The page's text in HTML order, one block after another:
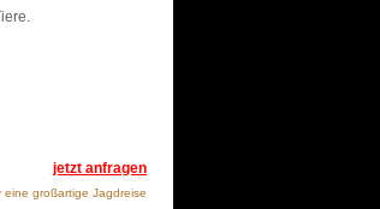
jetzt anfragen
eine großartige Jagdreise